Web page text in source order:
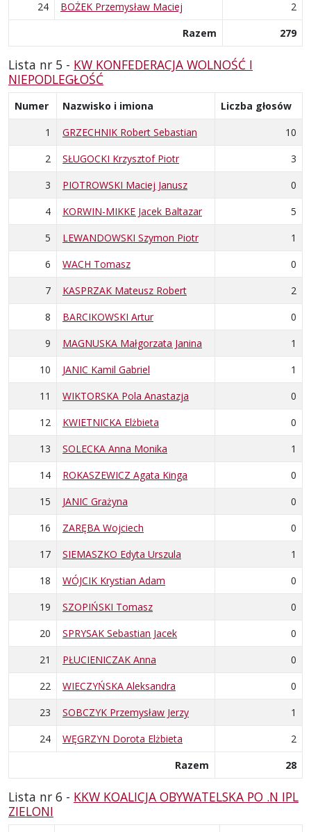
24 BOŻEK Przemysław Maciej
2
Razem
279
Lista nr 5 - KW KONFEDERACJA WOLNOŚĆ I
NIEPODLEGŁOŚĆ
Numer Nazwisko i imiona
Liczba głosów
1
GRZECHNIK Robert Sebastian
10
2
SŁUGOCKI Krzysztof Piotr
3
3
PIOTROWSKI Maciej Janusz
0
4
KORWIN-MIKKE Jacek Baltazar
5
5
LEWANDOWSKI Szymon Piotr
1
6
WACH Tomasz
0
7
KASPRZAK Mateusz Robert
2
8
BARCIKOWSKI Artur
0
9
MAGNUSKA Małgorzata Janina
1
10
JANIC Kamil Gabriel
1
11
WIKTORSKA Pola Anastazja
0
12
KWIETNICKA Elżbieta
0
13
SOLECKA Anna Monika
1
14
ROKASZEWICZ Agata Kinga
0
15
JANIC Grażyna
0
16
ZARĘBA Wojciech
0
17
SIEMASZKO Edyta Urszula
1
18
WÓJCIK Krystian Adam
0
19
SZOPIŃSKI Tomasz
0
20
SPRYSAK Sebastian Jacek
0
21
PŁUCIENICZAK Anna
0
22
WIECZYŃSKA Aleksandra
0
23
SOBCZYK Przemysław Jerzy
1
24
WĘGRZYN Dorota Elżbieta
2
Razem
28
Lista nr 6 - KKW KOALICJA OBYWATELSKA PO .N IPL
ZIELONI